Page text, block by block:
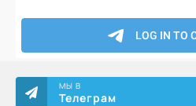
МЫ В
Телеграм